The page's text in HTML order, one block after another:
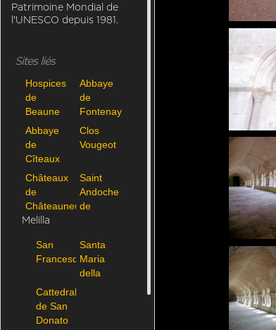
Patrimoine Mondial de
l'UNESCO depuis 1981.
Sites liés
Hospices
de
Beaune
Abbaye
de
Fontenay
Abbaye
de
Cîteaux
Clos
Vougeot
Châteaux
de
Châteauneuf
Saint
Andoche
de
Melilla
San
Francesco
Santa
Maria
della
Cattedrale
de San
Donato